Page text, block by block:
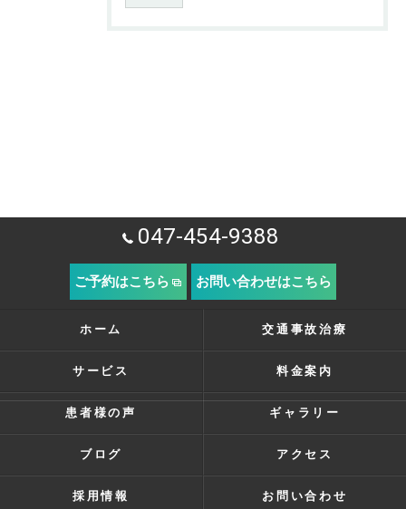
047-454-9388
ご予約はこちら お問い合わせはこちら
ホーム 交通事故治療
サービス 料金案内
患者様の声 ギャラリー
ブログ アクセス
採用情報 お問い合わせ